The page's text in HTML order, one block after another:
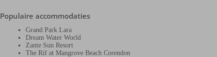
Populaire accommodaties
Grand Park Lara
Dream Water World
Zante Sun Resort
The Rif at Mangrove Beach Corendon